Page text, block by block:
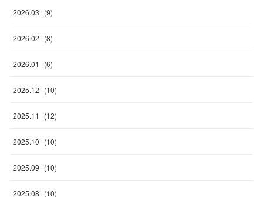
2026.03 (9)
2026.02 (8)
2026.01 (6)
2025.12 (10)
2025.11 (12)
2025.10 (10)
2025.09 (10)
2025.08 (10)